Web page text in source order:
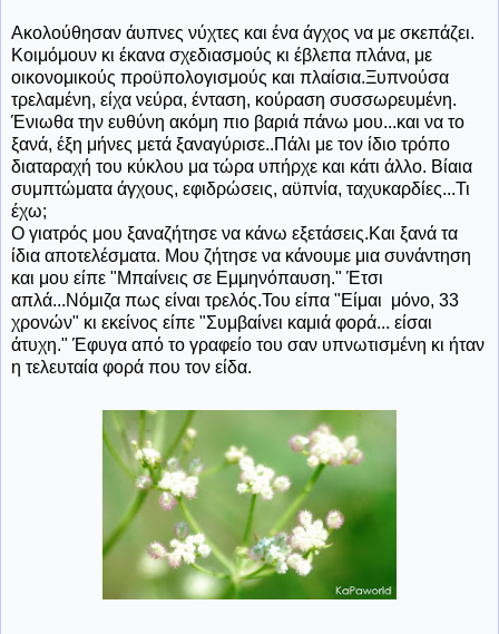
Ακολούθησαν άυπνες νύχτες και ένα άγχος να με σκεπάζει.
Κοιμόμουν κι έκανα σχεδιασμούς κι έβλεπα πλάνα, με
οικονομικούς προϋπολογισμούς και πλαίσια.Ξυπνούσα
τρελαμένη, είχα νεύρα, ένταση, κούραση συσσωρευμένη.
Ένιωθα την ευθύνη ακόμη πιο βαριά πάνω μου...και να το
ξανά, έξη μήνες μετά ξαναγύρισε..Πάλι με τον ίδιο τρόπο
διαταραχή του κύκλου μα τώρα υπήρχε και κάτι άλλο. Βίαια
συμπτώματα άγχους, εφιδρώσεις, αϋπνία, ταχυκαρδίες...Τι
έχω;
Ο γιατρός μου ξαναζήτησε να κάνω εξετάσεις.Και ξανά τα
ίδια αποτελέσματα. Μου ζήτησε να κάνουμε μια συνάντηση
και μου είπε "Μπαίνεις σε Εμμηνόπαυση." Έτσι
απλά...Νόμιζα πως είναι τρελός.Του είπα "Είμαι μόνο, 33
χρονών" κι εκείνος είπε "Συμβαίνει καμιά φορά... είσαι
άτυχη." Έφυγα από το γραφείο του σαν υπνωτισμένη κι ήταν
η τελευταία φορά που τον είδα.